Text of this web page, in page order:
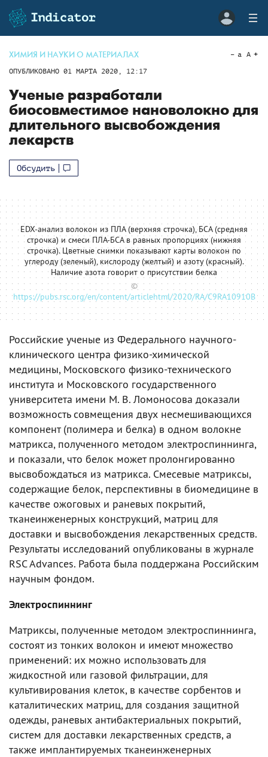
ХИМИЯ И НАУКИ О МАТЕРИАЛАХ
ОПУБЛИКОВАНО 01 МАРТА 2020, 12:17
a A
Ученые разработали
биосовместимое нановолокно для
длительного высвобождения
лекарств
Обсудить
EDX-анализ волокон из ПЛА (верхняя строчка), БСА (средняя
строчка) и смеси ПЛА-БСА в равных пропорциях (нижняя
строчка). Цветные снимки показывают карты волокон по
углероду (зеленый), кислороду (желтый) и азоту (красный).
Наличие азота говорит о присутствии белка
©
https://pubs.rsc.org/en/content/articlehtml/2020/RA/C9RA10910B
Российские ученые из Федерального научного-
клинического центра физико-химической
медицины, Московского физико-технического
института и Московского государственного
университета имени М. В. Ломоносова доказали
возможность совмещения двух несмешивающихся
компонент (полимера и белка) в одном волокне
матрикса, полученного методом электроспиннинга,
и показали, что белок может пролонгированно
высвобождаться из матрикса. Смесевые матриксы,
содержащие белок, перспективны в биомедицине в
качестве ожоговых и раневых покрытий,
тканеинженерных конструкций, матриц для
доставки и высвобождения лекарственных средств.
Результаты исследований опубликованы в журнале
RSC Advances. Работа была поддержана Российским
научным фондом.
Электроспиннинг
Матриксы, полученные методом электроспиннинга,
состоят из тонких волокон и имеют множество
применений: их можно использовать для
жидкостной или газовой фильтрации, для
культивирования клеток, в качестве сорбентов и
каталитических матриц, для создания защитной
одежды, раневых антибактериальных покрытий,
систем для доставки лекарственных средств, а
также имплантируемых тканеинженерных